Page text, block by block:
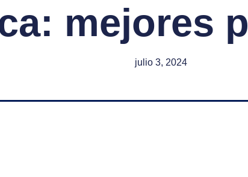
mejores
julio 3, 2024